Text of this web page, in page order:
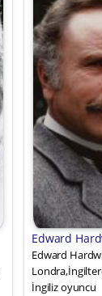
Edward
Edward
İngiliz oyuncu